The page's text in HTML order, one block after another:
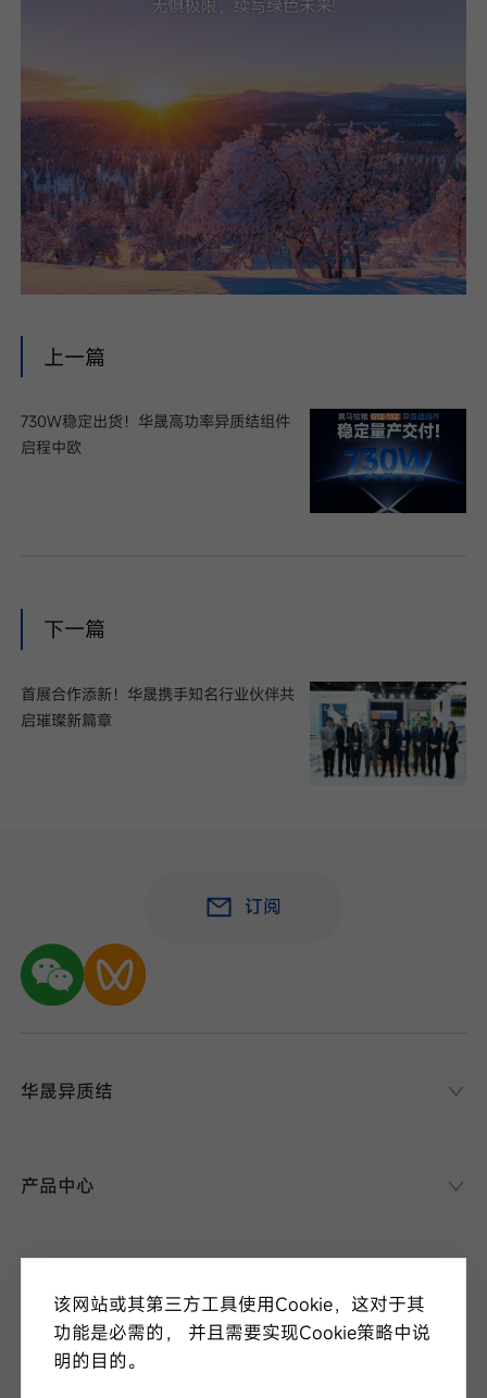
上一篇
730W稳定出货！华晟高功率异质结组件
启程中欧
下一篇
首展合作添新！华晟携手知名行业伙伴共
启璀璨新篇章
订阅
华晟异质结
产品中心
异质结组件
项目案例
走进华晟
研发实力
新闻中心
该网站或其第三方工具使用Cookie，这对于其
功能是必需的， 并且需要实现Cookie策略中说
明的目的。